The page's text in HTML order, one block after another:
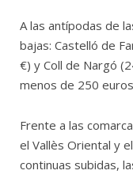
A las antípodas de
bajas: Castelló de
€) y Coll de Nargó
menos de 250
Frente a las
el Vallès Oriental y
continuas subidas,